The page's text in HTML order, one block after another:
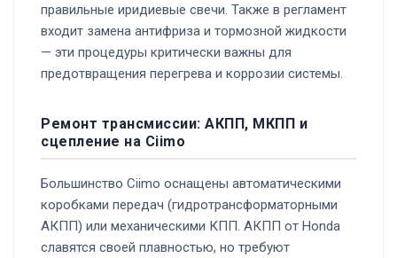
правильные иридиевые свечи. Также в регламент
входит замена антифриза и тормозной жидкости
— эти процедуры критически важны для
предотвращения перегрева и коррозии системы.
Ремонт трансмиссии: АКПП, МКПП и
сцепление на Ciimo
Большинство Ciimo оснащены автоматическими
коробками передач (гидротрансформаторными
АКПП) или механическими КПП. АКПП от Honda
славятся своей плавностью, но требуют